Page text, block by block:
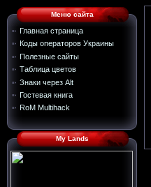
Меню сайта
Главная страница
Коды операторов Украины
Полезные сайты
Таблица цветов
Знаки через Alt
Гостевая книга
RoM Multihack
My Lands